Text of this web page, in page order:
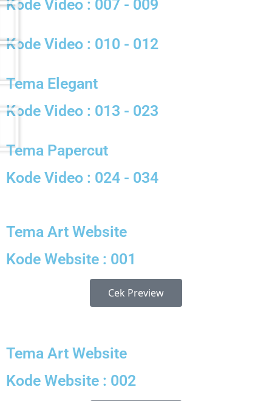
Kode Video : 007 - 009
Kode Video : 010 - 012
Tema Elegant
Kode Video : 013 - 023
Tema Papercut
Kode Video : 024 - 034
Tema Art Website
Kode Website : 001
Cek Preview
Tema Art Website
Kode Website : 002